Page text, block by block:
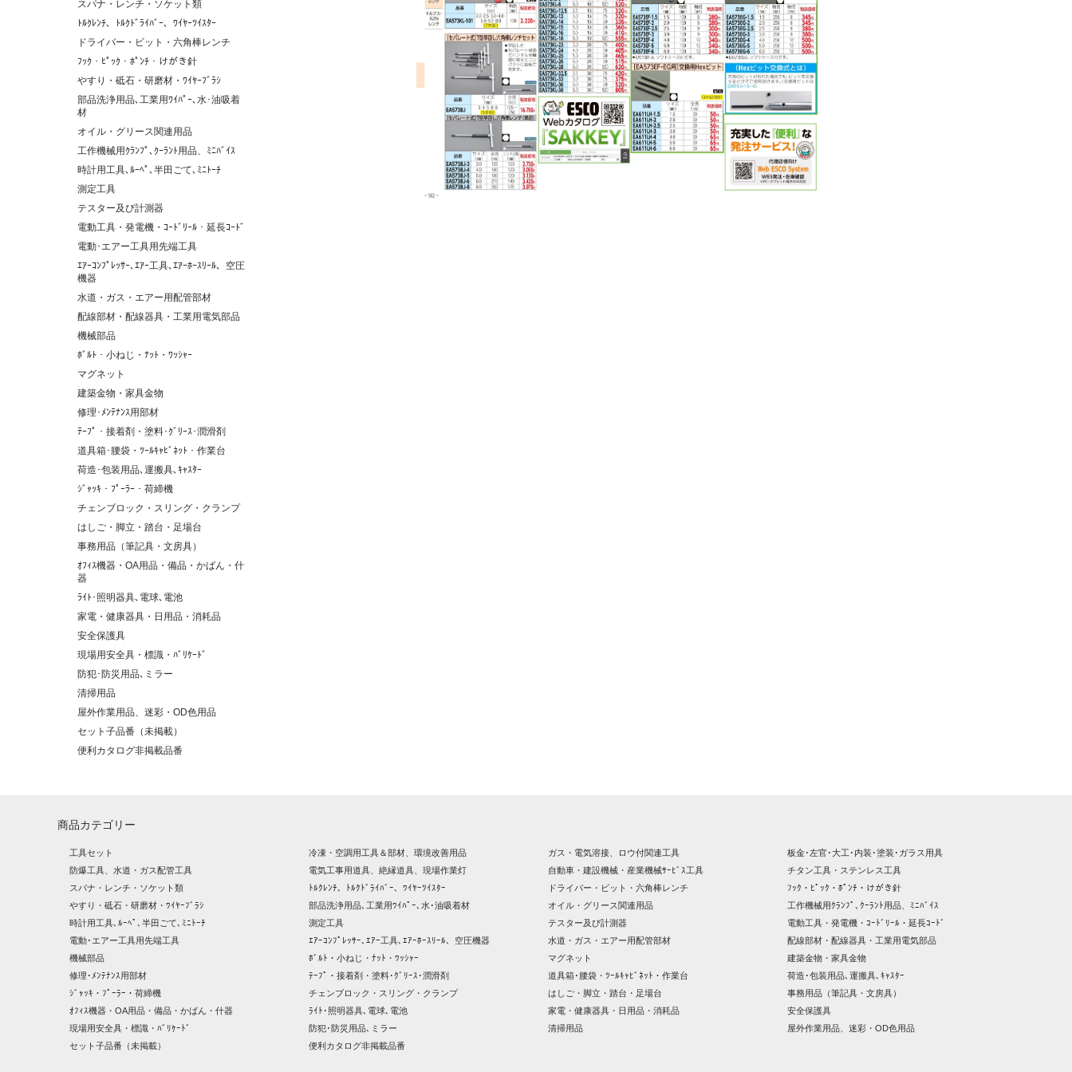
スパナ・レンチ・ソケット類
ﾄﾙｸﾚﾝﾁ、ﾄﾙｸﾄﾞﾗｲﾊﾞｰ、ﾜｲﾔｰﾂｲｽﾀｰ
ドライバー・ビット・六角棒レンチ
ﾌｯｸ・ﾋﾟｯｸ・ﾎﾟﾝﾁ・けがき針
やすり・砥石・研磨材・ﾜｲﾔｰﾌﾞﾗｼ
部品洗浄用品､工業用ﾜｲﾊﾟｰ､水･油吸着
材
オイル・グリース関連用品
工作機械用ｸﾗﾝﾌﾟ､ｸｰﾗﾝﾄ用品、ﾐﾆﾊﾞｲｽ
時計用工具､ﾙｰﾍﾟ､半田ごて､ﾐﾆﾄｰﾁ
測定工具
テスター及び計測器
電動工具・発電機・ｺｰﾄﾞﾘｰﾙ・延長ｺｰﾄﾞ
電動･エアー工具用先端工具
ｴｱｰｺﾝﾌﾟﾚｯｻｰ､ｴｱｰ工具､ｴｱｰﾎｰｽﾘｰﾙ、空圧
機器
水道・ガス・エアー用配管部材
配線部材・配線器具・工業用電気部品
機械部品
ﾎﾞﾙﾄ・小ねじ・ﾅｯﾄ・ﾜｯｼｬｰ
マグネット
建築金物・家具金物
修理･ﾒﾝﾃﾅﾝｽ用部材
ﾃｰﾌﾟ・接着剤・塗料･ｸﾞﾘｰｽ･潤滑剤
道具箱･腰袋・ﾂｰﾙｷｬﾋﾞﾈｯﾄ・作業台
荷造･包装用品､運搬具､ｷｬｽﾀｰ
ｼﾞｬｯｷ・ﾌﾟｰﾗｰ・荷締機
チェンブロック・スリング・クランプ
はしご・脚立・踏台・足場台
事務用品（筆記具・文房具）
ｵﾌｨｽ機器・OA用品・備品・かばん・什
器
ﾗｲﾄ･照明器具､電球､電池
家電・健康器具・日用品・消耗品
安全保護具
現場用安全具・標識・ﾊﾞﾘｹｰﾄﾞ
防犯･防災用品､ミラー
清掃用品
屋外作業用品、迷彩・OD色用品
セット子品番（未掲載）
便利カタログ非掲載品番
商品カテゴリー
工具セット 冷凍・空調用工具＆部材、環境改善用品 ガス・電気溶接、ロウ付関連工具
板金･左官･大工･内装･塗装･ガラス用具
防爆工具、水道・ガス配管工具
電気工事用道具、絶縁道具、現場作業灯 自動車・建設機械・産業機械ｻｰﾋﾞｽ工具
チタン工具・ステンレス工具
スパナ・レンチ・ソケット類
ﾄﾙｸﾚﾝﾁ、ﾄﾙｸﾄﾞﾗｲﾊﾞｰ、ﾜｲﾔｰﾂｲｽﾀｰ ドライバー・ビット・六角棒レンチ
ﾌｯｸ・ﾋﾟｯｸ・ﾎﾟﾝﾁ・けがき針
やすり・砥石・研磨材・ﾜｲﾔｰﾌﾞﾗｼ
部品洗浄用品､工業用ﾜｲﾊﾟｰ､水･油吸着材 オイル・グリース関連用品
工作機械用ｸﾗﾝﾌﾟ､ｸｰﾗﾝﾄ用品、ﾐﾆﾊﾞｲｽ
時計用工具､ﾙｰﾍﾟ､半田ごて､ﾐﾆﾄｰﾁ
測定工具 テスター及び計測器
電動工具・発電機・ｺｰﾄﾞﾘｰﾙ・延長ｺｰﾄﾞ
電動･エアー工具用先端工具
ｴｱｰｺﾝﾌﾟﾚｯｻｰ､ｴｱｰ工具､ｴｱｰﾎｰｽﾘｰﾙ、空圧機器 水道・ガス・エアー用配管部材
配線部材・配線器具・工業用電気部品
機械部品
ﾎﾞﾙﾄ・小ねじ・ﾅｯﾄ・ﾜｯｼｬｰ マグネット
建築金物・家具金物
修理･ﾒﾝﾃﾅﾝｽ用部材
ﾃｰﾌﾟ・接着剤・塗料･ｸﾞﾘｰｽ･潤滑剤 道具箱･腰袋・ﾂｰﾙｷｬﾋﾞﾈｯﾄ・作業台
荷造･包装用品､運搬具､ｷｬｽﾀｰ
ｼﾞｬｯｷ・ﾌﾟｰﾗｰ・荷締機
チェンブロック・スリング・クランプ はしご・脚立・踏台・足場台
事務用品（筆記具・文房具）
ｵﾌｨｽ機器・OA用品・備品・かばん・什器
ﾗｲﾄ･照明器具､電球､電池 家電・健康器具・日用品・消耗品
安全保護具
現場用安全具・標識・ﾊﾞﾘｹｰﾄﾞ
防犯･防災用品､ミラー 清掃用品
屋外作業用品、迷彩・OD色用品
セット子品番（未掲載）
便利カタログ非掲載品番